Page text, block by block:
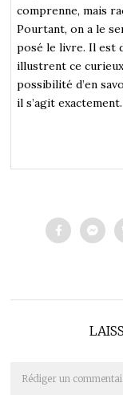
comprenne, mais
Pourtant, on a le
posé le livre. Il est
illustrent ce
possibilité d’en
il s’agit